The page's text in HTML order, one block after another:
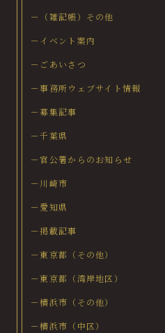
－（雑記帳）その他
－イベント案内
－ごあいさつ
－事務所ウェブサイト情報
－募集記事
－千葉県
－官公署からのお知らせ
－川崎市
－愛知県
－掲載記事
－東京都（その他）
－東京都（湾岸地区）
－横浜市（その他）
－横浜市（中区）